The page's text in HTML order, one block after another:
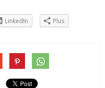
LinkedIn Plus